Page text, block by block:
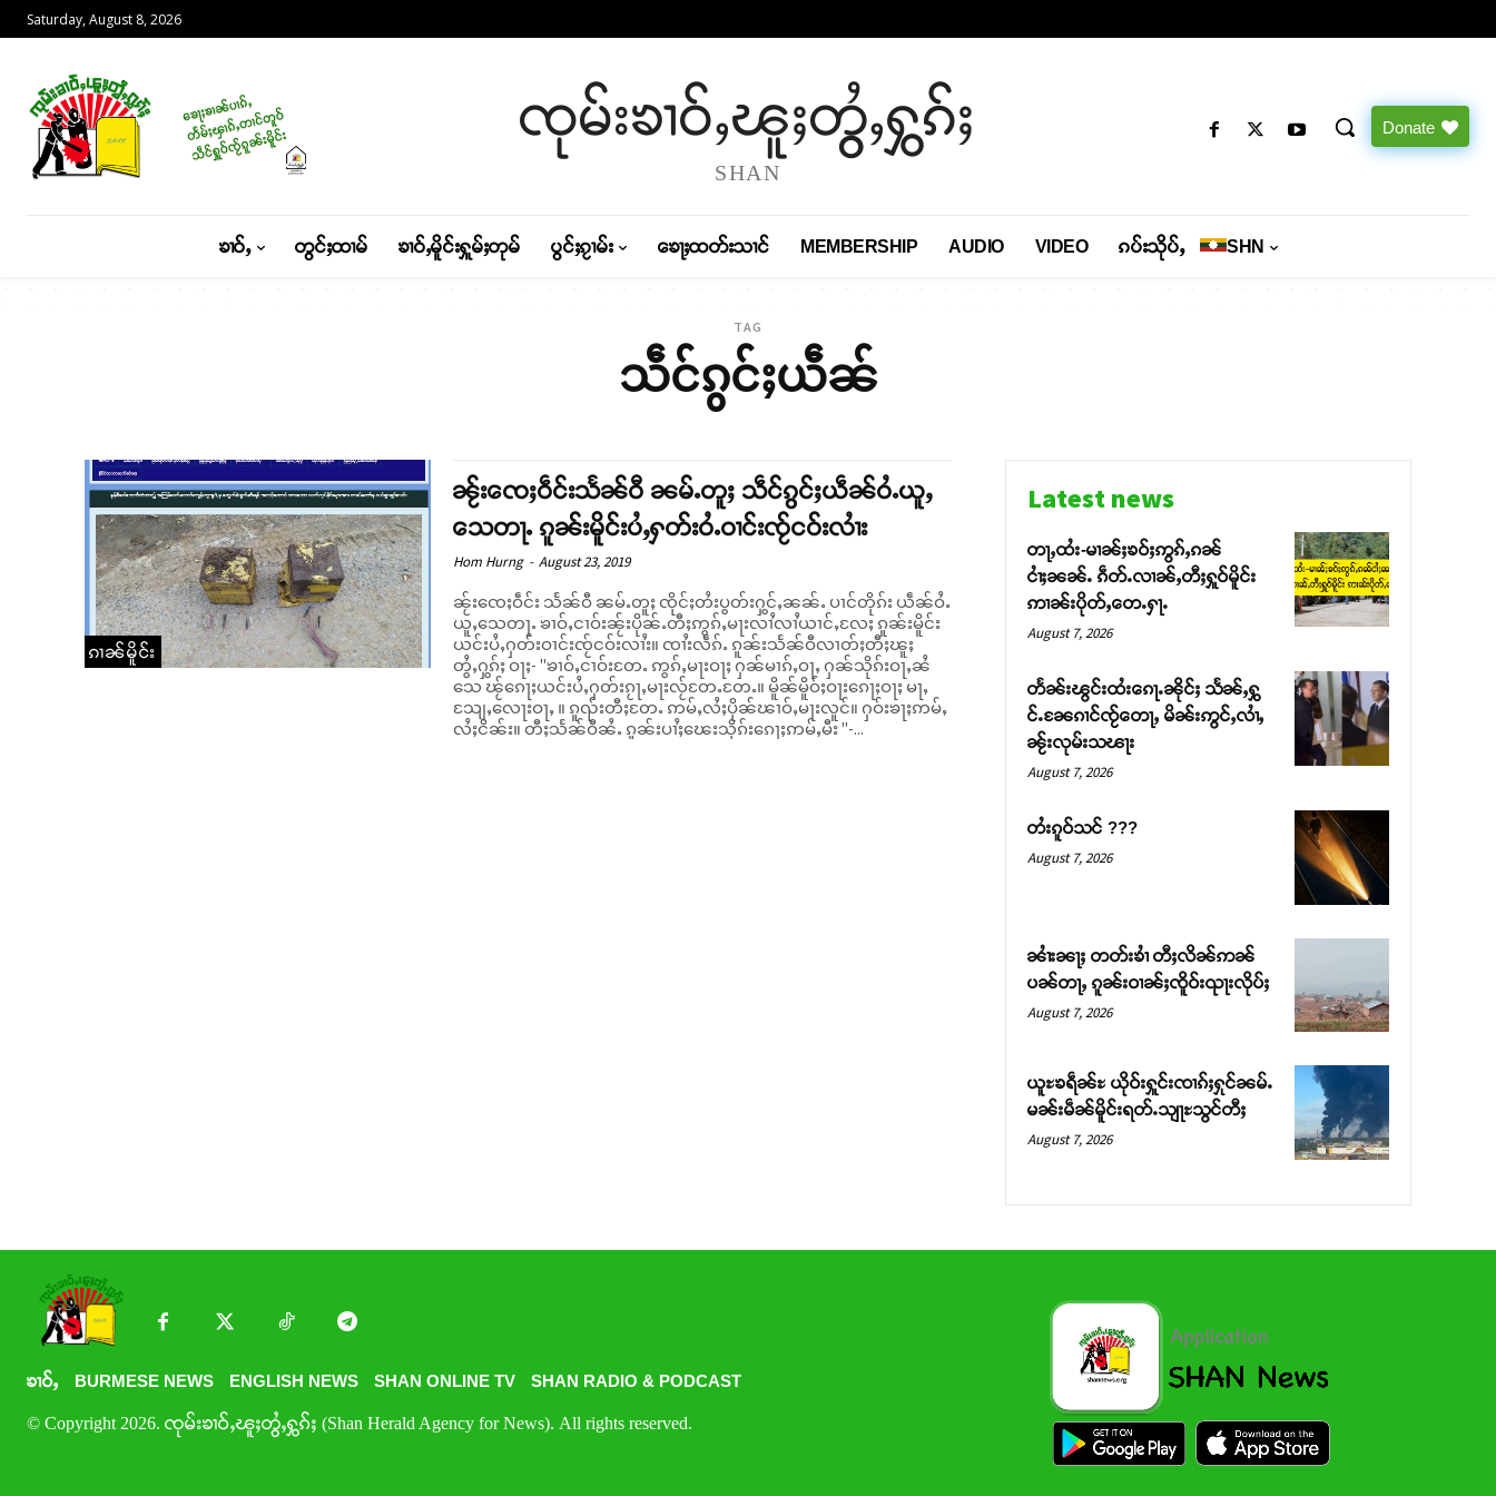
Saturday, August 8, 2026
ၸုမ်းၶၢဝ်ႇၽူႈတွႆႇႁွၵ်ႈ
SHAN
Donate
ၶၢဝ်ႇ တွင်ႈထၢမ် ၶၢဝ်ႇမိူင်းႁူမ်ႈတုမ် ပွင်ႈၵႂၢမ်း ၶေႃႈထတ်းသၢင် MEMBERSHIP AUDIO VIDEO ၵပ်းသိုပ်ႇ SHN
TAG
သဵင်ၵွင်ႈယဵၼ်
ၵၢၼ်မိူင်း
ၼႂ်းၸေႈဝဵင်းသႅၼ်ဝီ ၼမ်ႉတူႈ သဵင်ၵွင်ႈယဵၼ်ဝႆႉယူႇ
သေတႃႉ ၵူၼ်းမိူင်းပႆႇႁတ်းဝႆႉဝၢင်းၸႂ်ငဝ်းလၢႆး
Hom Hurng - August 23, 2019
ၼႂ်းၸေႈဝဵင်း သႅၼ်ဝီ ၼမ်ႉတူႈ ၸိုင်ႈတႆးပွတ်းႁွင်ႇၼၼ်ႉ ပၢင်တိုၵ်း ယဵၼ်ဝႆႉ
ယူႇသေတႃႉ ၶၢဝ်ႇငၢဝ်းၼႂ်းပိုၼ်ႉတီႈဢွၵ်ႇမႃးလၢႆလၢႆယၢင်ႇလႄႈ ၵူၼ်းမိူင်း
ယင်းပႆႇႁတ်းဝၢင်းၸႂ်ငဝ်းလၢႆး။ ၸၢႆးလဵၵ်ႉ ၵူၼ်းသႅၼ်ဝီလၢတ်ႈတီႈၽူႈ
တွႆႇႁွၵ်ႈ ဝႃႈ- "ၶၢဝ်ႇငၢဝ်းတႄႉ ဢွၵ်ႇမႃးဝႃႈ ႁၼ်မၢၵ်ႇဝႃႇ ႁၼ်သိုၵ်းဝႃႇၼႆ
သေ ၽႂ်ၵေႃႈယင်းပႆႇႁတ်းၵႂႃႇမႃးလႂ်တႄႉတႄႉ။ မိူၼ်မိူဝ်ႈဝႃးၵေႃႈဝႃႈ မႃႇ
သျႄႇလေႃးဝႃႇ ။ ၵူၺ်းတီႈတႄႉ ဢမ်ႇလႆႈပိုၼ်ၽၢဝ်ႇမႃးလူင်။ ႁဝ်းၶႃႈဢမ်ႇ
လႆႈငိၼ်း။ တီႈသႅၼ်ဝီၼႆႉ ၵူၼ်းပၢႆႈၽေးသိုၵ်းၵေႃႈဢမ်ႇမီး "-...
Latest news
တႃႇထႆး-မၢၼ်ႈၶဝ်ႈဢွၵ်ႇၵၼ်
ငၢႆႈၼၼ်ႉ ၵဵတ်ႉလၢၼ်ႇတီႈႁူဝ်မိူင်း
ဢၢၼ်းပိုတ်ႇတေႉႁႃႉ
August 7, 2026
တႅၼ်းၽွင်းထႆးၵေႃႉၼိုင်ႈ သႅၼ်ႇႁွ
င်ႉၼႄၵၢင်ၸႂ်တေႃႇ မိၼ်းဢွင်ႇလၢႆႇ
ၼႂ်းလုမ်းသၽႃး
August 7, 2026
တႆးၵူဝ်သင် ???
August 7, 2026
ၼၢႆးၼႃႈ တတ်းၶၢႆ တီႈလိၼ်ဢၼ်
ပၼ်တႃႇ ၵူၼ်းဝၢၼ်ႈၸိူဝ်းၺႃးလိုပ်ႈ
August 7, 2026
ယူႊၶရဵၼ်ႊ ယိုဝ်းႁူင်းၸၢၵ်ႈႁုင်ၼမ်ႉ
မၼ်းမဵၼ်မိူင်းရတ်ႉသျႃႊသွင်တီႈ
August 7, 2026
ၶၢဝ်ႇ BURMESE NEWS ENGLISH NEWS SHAN ONLINE TV SHAN RADIO & PODCAST
© Copyright 2026. ၸုမ်းၶၢဝ်ႇၽူႈတွႆႇႁွၵ်ႈ (Shan Herald Agency for News). All rights reserved.